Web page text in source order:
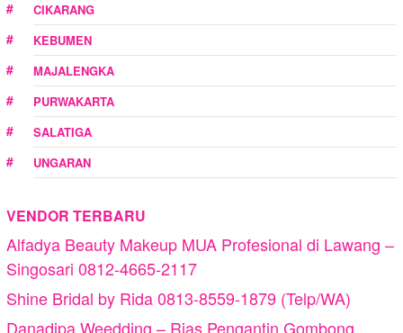
CIKARANG
KEBUMEN
MAJALENGKA
PURWAKARTA
SALATIGA
UNGARAN
VENDOR TERBARU
Alfadya Beauty Makeup MUA Profesional di Lawang –
Singosari 0812-4665-2117
Shine Bridal by Rida 0813-8559-1879 (Telp/WA)
Danadipa Weedding – Rias Pengantin Gombong